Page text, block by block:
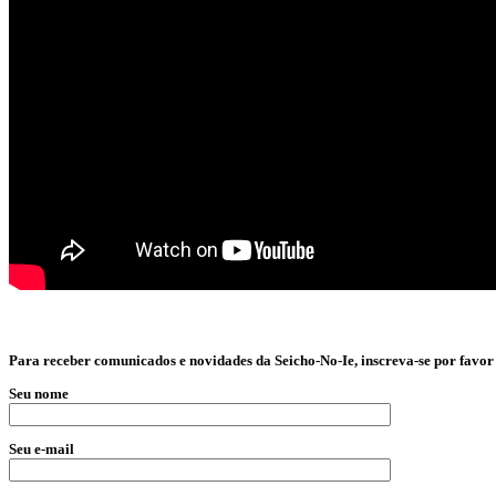
Para receber comunicados e novidades da Seicho-No-Ie, inscreva-se por
Seu nome
Seu e-mail